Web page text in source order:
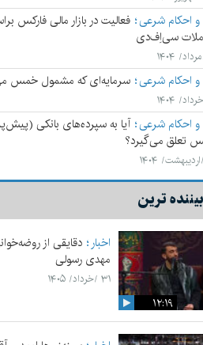
و احکام شرعی فعالیت در بازار مالی فارکس
سی‌اِف‌دی
و احکام شرعی سرمایه‌ای که مشمول خمس
و احکام شرعی آیا به سپرده‌های بانکی
تعلق می‌‌گیرد؟
ترین
۱۲:۱۹
اخبار دقایقی از
مهدی رسولی
۳۱ /خرداد/ ۱۴۰۵